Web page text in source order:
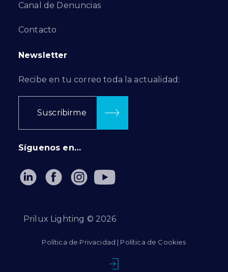
Canal de Denuncias
Contacto
Newsletter
Recibe en tu correo toda la actualidad:
Suscribirme
Síguenos en…
Prilux Lighting © 2026
Política de Privacidad | Política de Cookies